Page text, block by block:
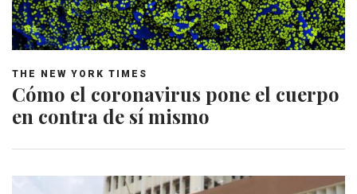
THE NEW YORK TIMES
Cómo el coronavirus pone el cuerpo
en contra de sí mismo